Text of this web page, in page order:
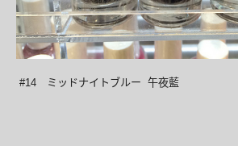
#14 ミッドナイトブルー 午夜藍